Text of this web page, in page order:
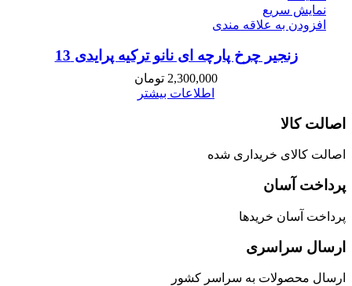
نمایش سریع
افزودن به علاقه مندی
زنجیر چرخ پارچه ای نانو ترکیه پرایدی 13
2,300,000 تومان
اطلاعات بیشتر
اصالت کالا
اصالت کالای خریداری شده
پرداخت آسان
پرداخت آسان خریدها
ارسال سراسری
ارسال محصولات به سراسر کشور